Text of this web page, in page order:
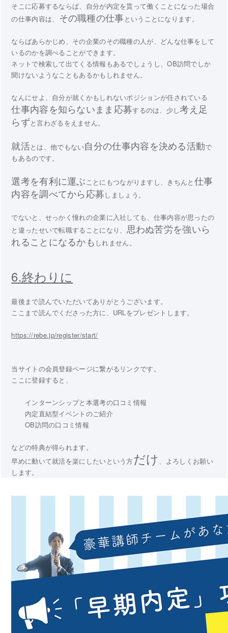
そこに応募するならば、自分が内定を貰って働くことになった場合
の仕事内容は、 その職種の仕事ということになります。
ならばあらかじめ、その企業のその職種の人が、どんな仕事をして
いるのかを調べることができます。
ネットで検索して出てくる情報もあるでしょうし、OB訪問でしか
聞けないようなこともあるかもしれません。
なんにせよ、自分が就くかもしれないポジションが任されている
仕事内容を知らないまま応募するのは、少し考え足
らずと言わざるをえません。
就活とは、他でもない自分の仕事内容を決める活動で
もあるのです。
選考を有利に運ぶ ことにもつながりますし、きちんと 仕事
内容を調べてから応募 しましょう。
でないと、せっかく憧れの企業に入社しても、仕事内容が思ったの
と違ったせいで転職することになり、 思わぬ苦労を強いら
れることになるかも しれません。
6.終わりに
最後まで読んでいただいてありがとうございます。
ここまで読んでくださった方に、URLをプレゼントします。
https://rebe.jp/register/start/
当サイトの会員登録ページに繋がるリンクです。
ここに登録すると、
インターンシップと本選考の口コミ情報
内定直結型イベントのご紹介
OB訪問の口コミ情報
などの特典が得られます。
早めに動いて就活を楽にしたいという方だけ
、よろしくお願い
します。